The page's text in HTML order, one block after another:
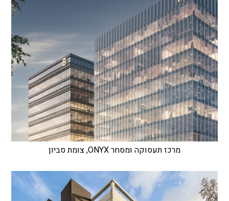
מרכז תעסוקה ומסחר ONYX, צומת סביון